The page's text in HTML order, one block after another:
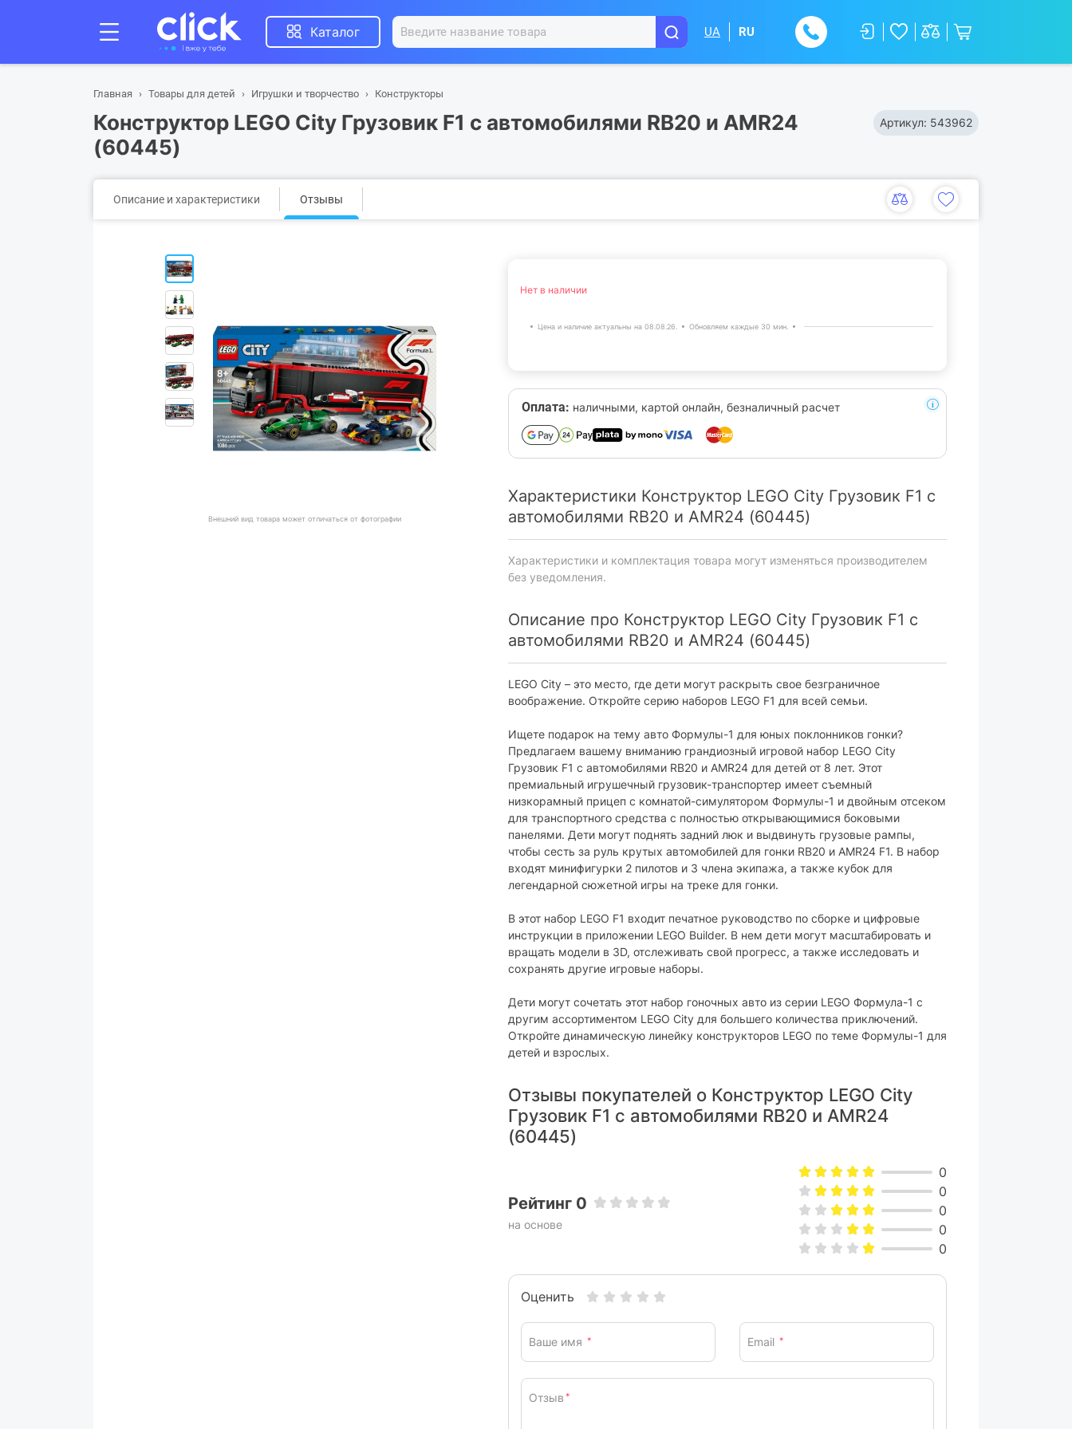
Каталог UA RU
Главная Товары для детей Игрушки и творчество Конструкторы
Конструктор LEGO City Грузовик F1 с автомобилями RB20 и AMR24
(60445)
Артикул: 543962
Описание и характеристики Отзывы
Внешний вид товара может отличаться от фотографии
Нет в наличии
Цена и наличие актуальны на 08.08.26. Обновляем каждые 30 мин.
Оплата: наличными, картой онлайн, безналичный расчет
Характеристики Конструктор LEGO City Грузовик F1 с
автомобилями RB20 и AMR24 (60445)
Характеристики и комплектация товара могут изменяться производителем
без уведомления.
Описание про Конструктор LEGO City Грузовик F1 с
автомобилями RB20 и AMR24 (60445)
LEGO City – это место, где дети могут раскрыть свое безграничное
воображение. Откройте серию наборов LEGO F1 для всей семьи.
Ищете подарок на тему авто Формулы-1 для юных поклонников гонки?
Предлагаем вашему вниманию грандиозный игровой набор LEGO City
Грузовик F1 с автомобилями RB20 и AMR24 для детей от 8 лет. Этот
премиальный игрушечный грузовик-транспортер имеет съемный
низкорамный прицеп с комнатой-симулятором Формулы-1 и двойным отсеком
для транспортного средства с полностью открывающимися боковыми
панелями. Дети могут поднять задний люк и выдвинуть грузовые рампы,
чтобы сесть за руль крутых автомобилей для гонки RB20 и AMR24 F1. В набор
входят минифигурки 2 пилотов и 3 члена экипажа, а также кубок для
легендарной сюжетной игры на треке для гонки.
В этот набор LEGO F1 входит печатное руководство по сборке и цифровые
инструкции в приложении LEGO Builder. В нем дети могут масштабировать и
вращать модели в 3D, отслеживать свой прогресс, а также исследовать и
сохранять другие игровые наборы.
Дети могут сочетать этот набор гоночных авто из серии LEGO Формула-1 с
другим ассортиментом LEGO City для большего количества приключений.
Откройте динамическую линейку конструкторов LEGO по теме Формулы-1 для
детей и взрослых.
Отзывы покупателей о Конструктор LEGO City
Грузовик F1 с автомобилями RB20 и AMR24
(60445)
Рейтинг 0
на основе
0
0
0
0
0
Оценить
Ваше имя * Email *
Отзыв *